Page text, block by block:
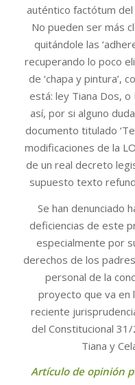
auténtico factótum
No pueden ser más
quitándole las
recuperando lo poco
de ‘chapa y pintura’,
está: ley Tiana Dos, o
así, por si alguno
documento titulado
modificaciones de la
de un real decreto
supuesto texto
Se han denunciado
deficiencias de este
especialmente por
derechos de los
personal de la
proyecto que va en
reciente
del Constitucional
Tiana y
Artículo de opinión